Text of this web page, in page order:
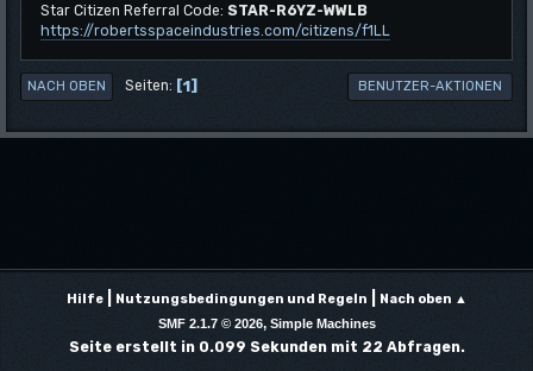
Star Citizen Referral Code: STAR-R6YZ-WWLB
https://robertsspaceindustries.com/citizens/f1LL
NACH OBEN Seiten 1 BENUTZER-AKTIONEN
Hilfe| Nutzungsbedingungen und Regeln Nach oben ▲
SMF 2.1.7 © 2026, Simple Machines
Seite erstellt in 0.099 Sekunden mit 22 Abfragen.